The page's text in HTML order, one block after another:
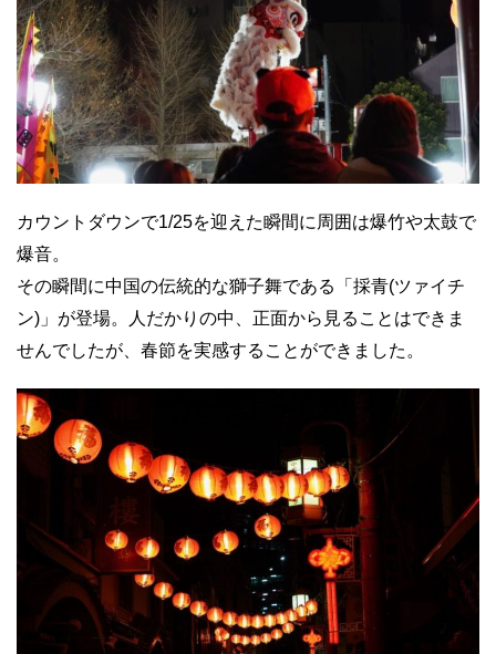
カウントダウンで1/25を迎えた瞬間に周囲は爆竹や太鼓で
爆音。
その瞬間に中国の伝統的な獅子舞である「採青(ツァイチ
ン)」が登場。人だかりの中、正面から見ることはできま
せんでしたが、春節を実感することができました。